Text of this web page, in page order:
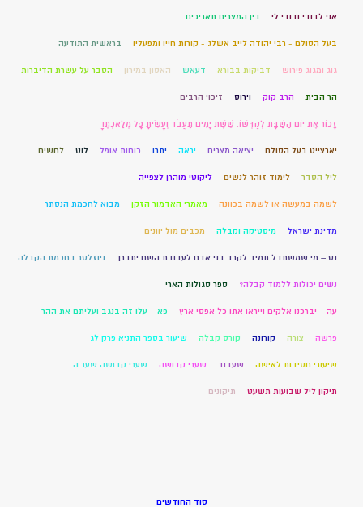
אני לדודי ודודי לי בין המצרים תאריכים
בעל הסולם - רבי יהודה לייב אשלג - קורות חייו ומפעליו בראשית התודעה
גוג ומגוג פירוש דביקות בבורא דעאש האסון במירון הסבר על עשרת הדיברות
הר הבית הרב קוק וירוס זיכוי הרבים
זָכוֹר אֶת יוֹם הַשַּׁבָּת לְקַדְּשׁוֹ. שֵׁשֶׁת יָמִים תַּעֲבֹד וְעָשִׂיתָ כָּל מְלַאכְתֶּךָ
יארצייט בעל הסולם יציאה מצרים יראה יתרו כוחות אופל לוט לחשים
ליל הסדר לימוד זוהר לנשים ליקוטי מוהרן לצפייה
לשמה במעשה או לשמה בכוונה מאמרי האדמור הזקן מבוא לחכמת הנסתר
מדינת ישראל מיסטיקה וקבלה מכבים מול יוונים
נט – מי שמשתדל תמיד לקרב בני אדם לעבודת השם יתברך ניוזלטר בחכמת הקבלה
נשים יכולות ללמוד קבלה? ספר סגולות הארי
עה – יברכנו אלקים וייראו אתו כל אפסי ארץ פא – עלו זה בנגב ועליתם את ההר
פרשה צורה קורונה קורס קבלה שיעור בספר התניא פרק לג
שיעורי חסידות לאישה שעבוד שערי קדושה שערי קדושה שער ה
תיקון ליל שבועות תשעט תיקונים
סוד החודשים